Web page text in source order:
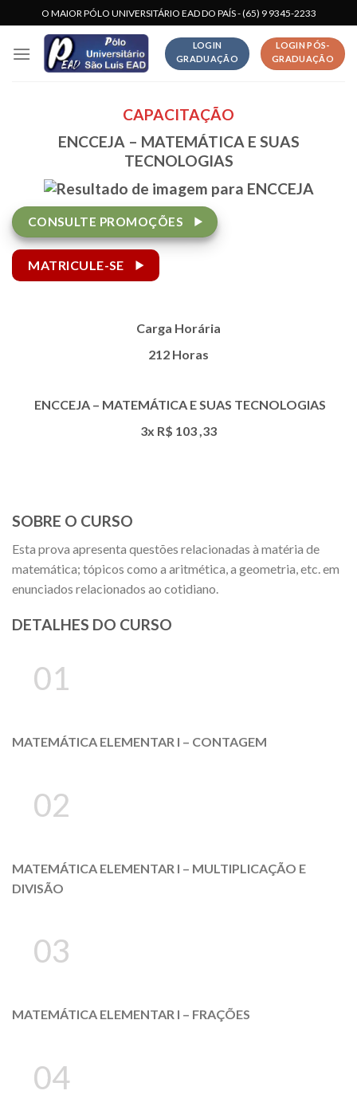
to
content
O MAIOR PÓLO UNIVERSITÁRIO EAD DO PAÍS - (65) 9 9345-2233
LOGIN
GRADUAÇÃO
LOGIN PÓS-
GRADUAÇÃO
CAPACITAÇÃO
ENCCEJA – MATEMÁTICA E SUAS
TECNOLOGIAS
CONSULTE PROMOÇÕES
MATRICULE-SE
Carga Horária
212 Horas
ENCCEJA – MATEMÁTICA E SUAS TECNOLOGIAS
3x R$ 103,33
SOBRE O CURSO
Esta prova apresenta questões relacionadas à matéria de
matemática; tópicos como a aritmética, a geometria, etc. em
enunciados relacionados ao cotidiano.
DETALHES DO CURSO
01
MATEMÁTICA ELEMENTAR I – CONTAGEM
02
MATEMÁTICA ELEMENTAR I – MULTIPLICAÇÃO E
DIVISÃO
03
MATEMÁTICA ELEMENTAR I – FRAÇÕES
04